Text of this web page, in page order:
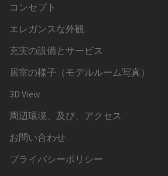
コンセプト
エレガンスな外観
充実の設備とサービス
居室の様子（モデルルーム写真）
3D View
周辺環境、及び、アクセス
お問い合わせ
プライバシーポリシー